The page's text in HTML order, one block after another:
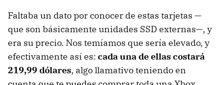
Faltaba un dato por conocer de estas tarjetas —
que son básicamente unidades SSD externas—, y
era su precio. Nos temíamos que sería elevado, y
efectivamente así es: cada una de ellas costará
219,99 dólares, algo llamativo teniendo en